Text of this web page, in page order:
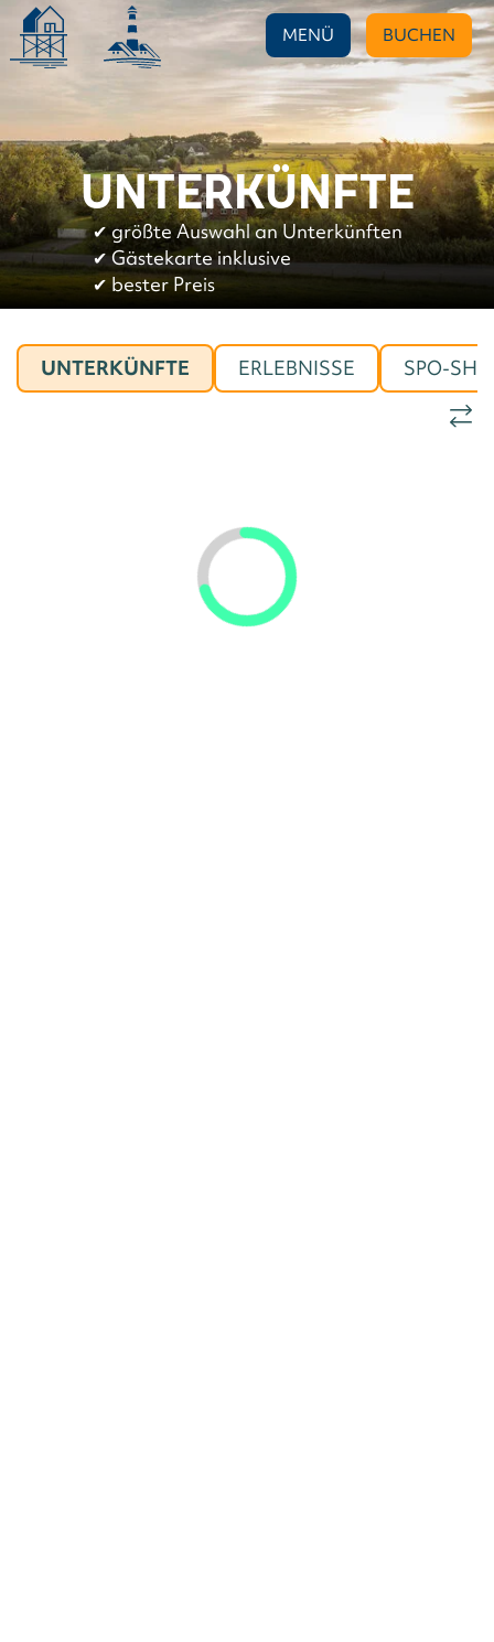
MENÜ BUCHEN
UNTERKÜNFTE
✔︎größte Auswahl an Unterkünften
✔︎Gästekarte inklusive
✔︎ bester Preis
UNTERKÜNFTE ERLEBNISSE SPO-